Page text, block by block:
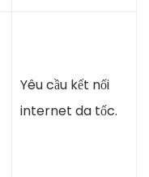
Yêu cầu kết nối
internet da tốc.